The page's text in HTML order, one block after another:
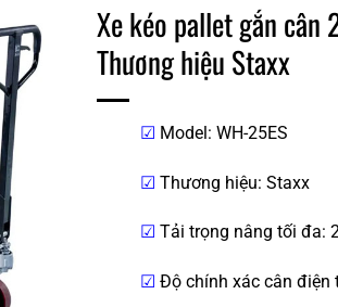
Xe kéo pallet gắn cân
Thương hiệu Staxx
☑ Model: WH-25ES
☑ Thương hiệu: Staxx
☑ Tải trọng nâng tối đa:
☑ Độ chính xác cân điện